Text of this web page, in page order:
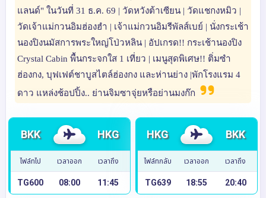
แลนด์" ในวันที่ 31 ธ.ค. 69 | วัดหวังต้าเซียน | วัดแชกงหมิว |
วัดเจ้าแม่กวนอิมฮ่องฮำ | เจ้าแม่กวนอิมรีพัลส์เบย์ | นั่งกระเช้า
นองปิงนมัสการพระใหญ่โป่วหลิน | อัปเกรด!! กระเช้านองปิง
Crystal Cabin พื้นกระจกใส 1 เที่ยว | เมนูสุดพิเศษ!! ติ่มซำ
ฮ่องกง, บุฟเฟต์ชาบูสไตล์ฮ่องกง และห่านย่าง |พักโรงแรม 4
ดาว แหล่งช้อปปิ้ง.. ย่านจิมซาจุ่ยหรือย่านมงก๊ก
BKK HKG
ไฟล์ทไป เวลาออก เวลาถึง
TG600 08:00 11:45
HKG BKK
ไฟล์ทกลับ เวลาออก เวลาถึง
TG639 18:55 20:40